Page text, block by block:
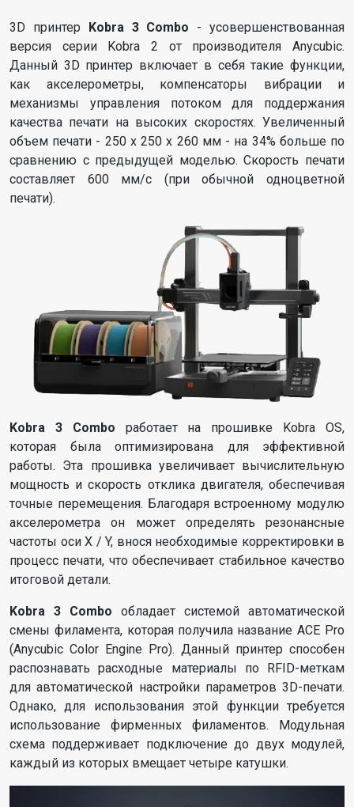
3D принтер Kobra 3 Combo - усовершенствованная
версия серии Kobra 2 от производителя Anycubic.
Данный 3D принтер включает в себя такие функции,
как акселерометры, компенсаторы вибрации и
механизмы управления потоком для поддержания
качества печати на высоких скоростях. Увеличенный
объем печати - 250 x 250 x 260 мм - на 34% больше по
сравнению с предыдущей моделью. Скорость печати
составляет 600 мм/с (при обычной одноцветной
печати).
Kobra 3 Combo работает на прошивке Kobra OS,
которая была оптимизирована для эффективной
работы. Эта прошивка увеличивает вычислительную
мощность и скорость отклика двигателя, обеспечивая
точные перемещения. Благодаря встроенному модулю
акселерометра он может определять резонансные
частоты оси X / Y, внося необходимые корректировки в
процесс печати, что обеспечивает стабильное качество
итоговой детали.
Kobra 3 Combo обладает системой автоматической
смены филамента, которая получила название ACE Pro
(Anycubic Color Engine Pro). Данный принтер способен
распознавать расходные материалы по RFID-меткам
для автоматической настройки параметров 3D-печати.
Однако, для использования этой функции требуется
использование фирменных филаментов. Модульная
схема поддерживает подключение до двух модулей,
каждый из которых вмещает четыре катушки.